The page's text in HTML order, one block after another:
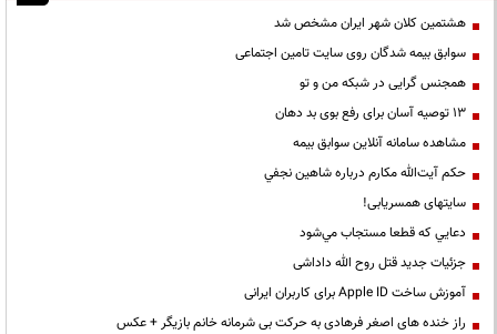
هشتمین کلان شهر ایران مشخص شد
سوابق بیمه شدگان روی سایت تامین اجتماعی
همجنس گرایی در شبکه من و تو
13 توصیه آسان برای رفع بوی بد دهان
مشاهده سامانه آنلاين سوابق بیمه
حكم آيت‌الله مكارم درباره شاهين نجفي
سایتهای همسریابی!
دعايي كه قطعا مستجاب مي‌شود
جزئیات جدید قتل روح الله داداشی
آموزش ساخت Apple ID برای کاربران ایرانی
راز خنده های اصغر فرهادی به حرکت بی شرمانه خانم بازیگر + عکس